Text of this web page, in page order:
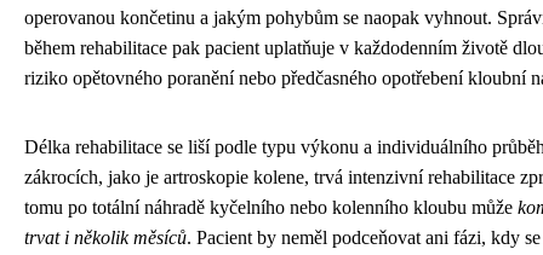
operovanou končetinu a jakým pohybům se naopak vyhnout.
během rehabilitace pak pacient uplatňuje v každodenním životě
riziko opětovného poranění nebo předčasného opotřebení kloubní
Délka rehabilitace se liší podle typu výkonu a individuálního
zákrocích, jako je artroskopie kolene, trvá intenzivní rehabilitace
tomu po totální náhradě kyčelního nebo kolenního kloubu může
trvat i několik měsíců. Pacient by neměl podceňovat ani fázi, kdy